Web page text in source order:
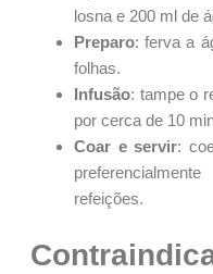
losna e 200 ml de
Preparo: ferva a
folhas.
Infusão: tampe o
por cerca de 10
Coar e servir:
refeições.